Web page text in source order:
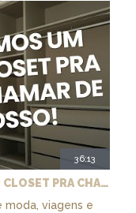
36:13
EP. 6: A SAGA DA CASA - TEMOS UM CLOSET PRA CHAMAR DE NOSSO + MARCENARIA E PAISAGISMO
moda, viagens e